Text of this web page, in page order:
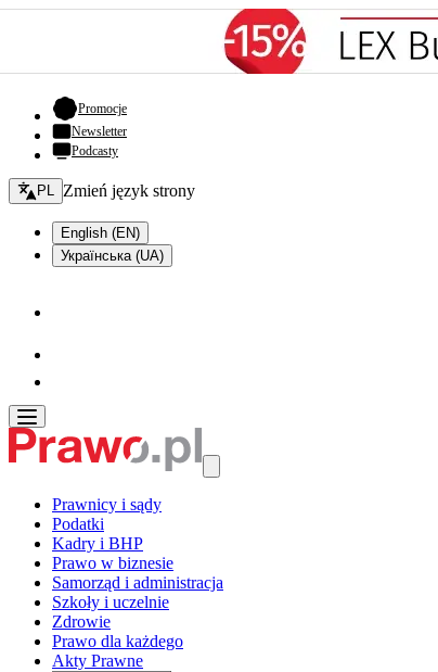
Promocje- otwiera się w nowej karcie
Newsletter
Podcasty
Zmień język - bieżący:
PL Zmień język strony
English (EN)
Українська (UA)
Prawnicy i sądy
Podatki
Kadry i BHP
Prawo w biznesie
Samorząd i administracja
Szkoły i uczelnie
Zdrowie
Prawo dla każdego
Akty Prawne